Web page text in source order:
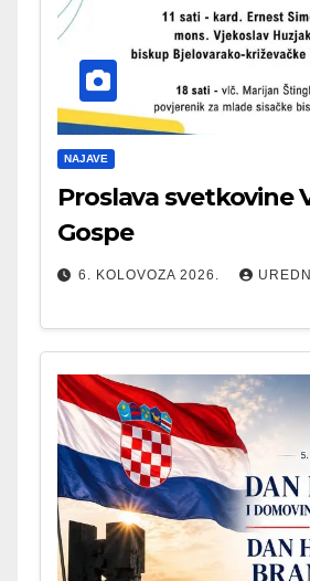
NAJAVE
Proslava svetkovine
Gospe
6. KOLOVOZA 2026.